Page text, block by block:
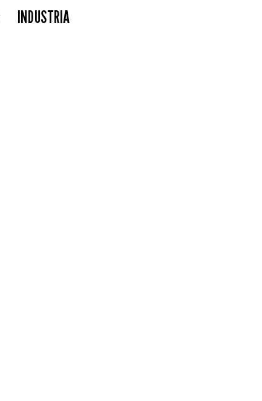
INDUSTRIA